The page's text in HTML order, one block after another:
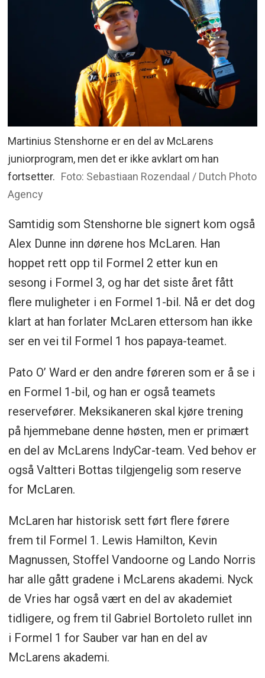
Martinius Stenshorne er en del av McLarens
juniorprogram, men det er ikke avklart om han
fortsetter. Foto: Sebastiaan Rozendaal / Dutch Photo
Agency
Samtidig som Stenshorne ble signert kom også
Alex Dunne inn dørene hos McLaren. Han
hoppet rett opp til Formel 2 etter kun en
sesong i Formel 3, og har det siste året fått
flere muligheter i en Formel 1-bil. Nå er det dog
klart at han forlater McLaren ettersom han ikke
ser en vei til Formel 1 hos papaya-teamet.
Pato O’ Ward er den andre føreren som er å se i
en Formel 1-bil, og han er også teamets
reservefører. Meksikaneren skal kjøre trening
på hjemmebane denne høsten, men er primært
en del av McLarens IndyCar-team. Ved behov er
også Valtteri Bottas tilgjengelig som reserve
for McLaren.
McLaren har historisk sett ført flere førere
frem til Formel 1. Lewis Hamilton, Kevin
Magnussen, Stoffel Vandoorne og Lando Norris
har alle gått gradene i McLarens akademi. Nyck
de Vries har også vært en del av akademiet
tidligere, og frem til Gabriel Bortoleto rullet inn
i Formel 1 for Sauber var han en del av
McLarens akademi.